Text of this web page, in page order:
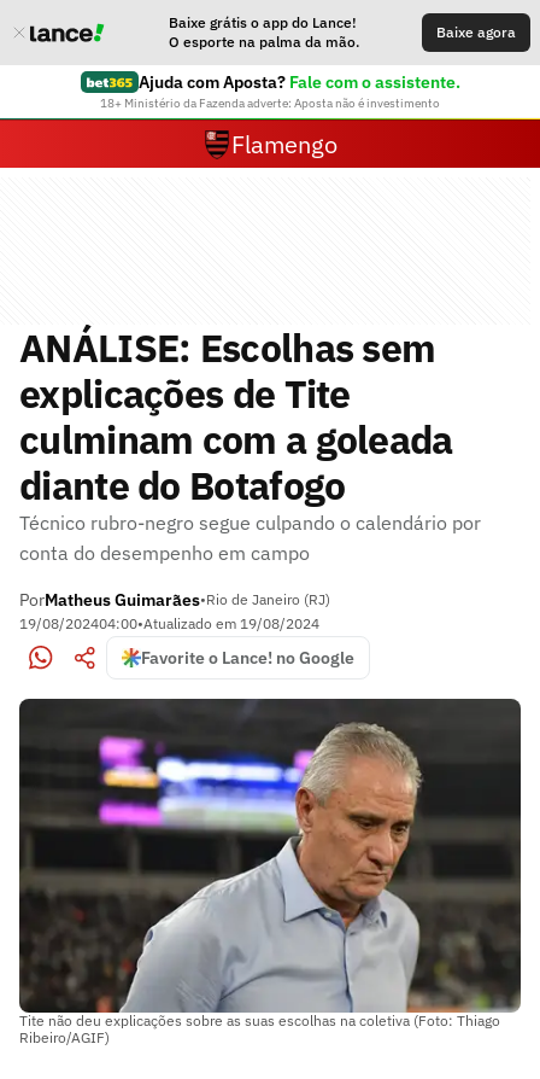
Baixe grátis o app do Lance!
O esporte na palma da mão.
Baixe agora
Ajuda com Aposta? Fale com o assistente.
18+ Ministério da Fazenda adverte: Aposta não é investimento
Flamengo
ANÁLISE: Escolhas sem
explicações de Tite
culminam com a goleada
diante do Botafogo
Técnico rubro-negro segue culpando o calendário por
conta do desempenho em campo
PorMatheus Guimarães•Rio de Janeiro (RJ)
19/08/202404:00•Atualizado em 19/08/2024
Favorite o Lance! no Google
Tite não deu explicações sobre as suas escolhas na coletiva (Foto: Thiago
Ribeiro/AGIF)